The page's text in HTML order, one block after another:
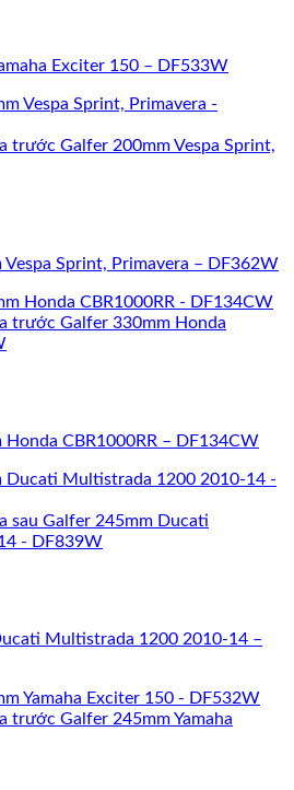
Exciter 150 – DF533W
Sprint, Primavera – DF362W
CBR1000RR – DF134CW
Multistrada 1200 2010-14 –